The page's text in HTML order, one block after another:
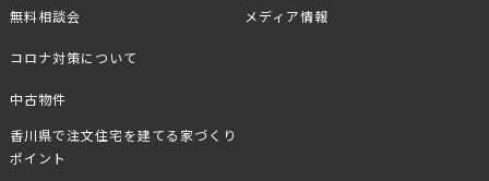
無料相談会 メディア情報
コロナ対策について
中古物件
香川県で注文住宅を建てる家づくり
ポイント